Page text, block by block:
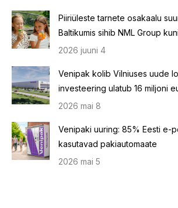
Piiriüleste tarnete osakaalu
Baltikumis sihib NML Group
2026 juuni 4
Venipak kolib Vilniuses uude
investeering ulatub 16 miljoni
2026 mai 8
Venipaki uuring: 85% Eesti e-
kasutavad pakiautomaate
2026 mai 5